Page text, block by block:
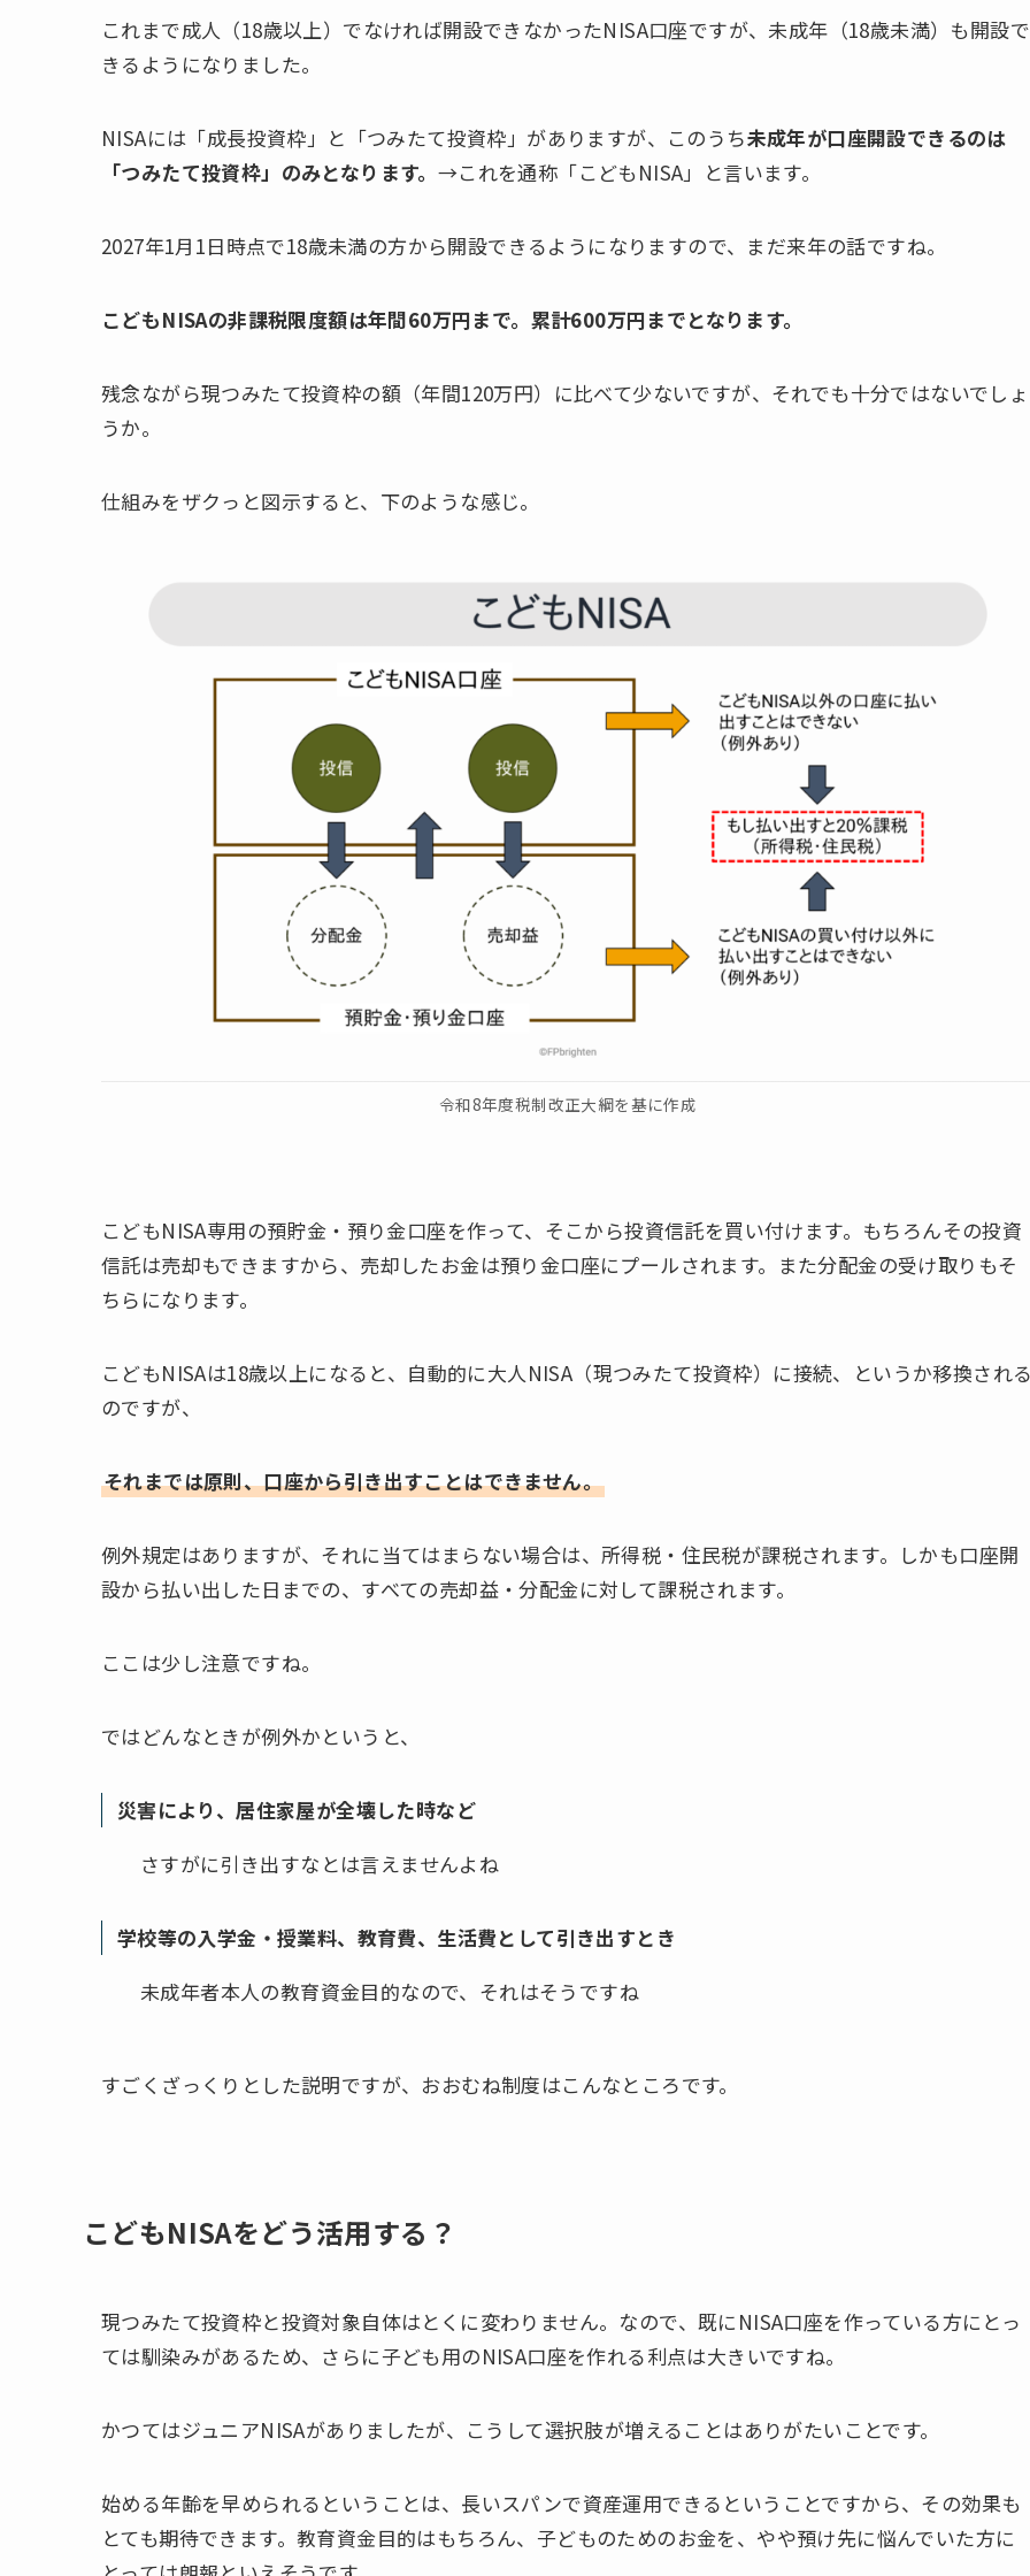
これまで成人（18歳以上）でなければ開設できなかったNISA口座ですが、未成年（18歳未満）も開設で
きるようになりました。
NISAには「成長投資枠」と「つみたて投資枠」がありますが、このうち未成年が口座開設できるのは
「つみたて投資枠」のみとなります。 →これを通称「こどもNISA」と言います。
2027年1月1日時点で18歳未満の方から開設できるようになりますので、まだ来年の話ですね。
こどもNISAの非課税限度額は年間60万円まで。累計600万円までとなります。
残念ながら現つみたて投資枠の額（年間120万円）に比べて少ないですが、それでも十分ではないでしょ
うか。
仕組みをザクっと図示すると、下のような感じ。
令和8年度税制改正大綱を基に作成
こどもNISA専用の預貯金・預り金口座を作って、そこから投資信託を買い付けます。もちろんその投資
信託は売却もできますから、売却したお金は預り金口座にプールされます。また分配金の受け取りもそ
ちらになります。
こどもNISAは18歳以上になると、自動的に大人NISA（現つみたて投資枠）に接続、というか移換され
のですが、
それまでは原則、口座から引き出すことはできません。
例外規定はありますが、それに当てはまらない場合は、所得税・住民税が課税されます。しかも口座開
設から払い出した日までの、すべての売却益・分配金に対して課税されます。
ここは少し注意ですね。
ではどんなときが例外かというと、
災害により、居住家屋が全壊した時など
さすがに引き出すなとは言えませんよね
学校等の入学金・授業料、教育費、生活費として引き出すとき
未成年者本人の教育資金目的なので、それはそうですね
すごくざっくりとした説明ですが、おおむね制度はこんなところです。
こどもNISAをどう活用する？
現つみたて投資枠と投資対象自体はとくに変わりません。なので、既にNISA口座を作っている方にとっ
ては馴染みがあるため、さらに子ども用のNISA口座を作れる利点は大きいですね。
かつてはジュニアNISAがありましたが、こうして選択肢が増えることはありがたいことです。
始める年齢を早められるということは、長いスパンで資産運用できるということですから、その効果も
とても期待できます。教育資金目的はもちろん、子どものためのお金を、やや預け先に悩んでいた方に